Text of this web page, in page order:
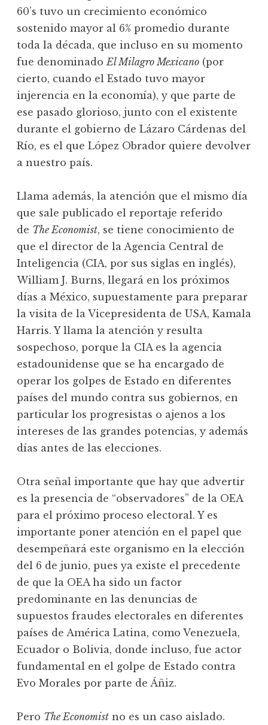
60’s tuvo un crecimiento económico
sostenido mayor al 6% promedio durante
toda la década, que incluso en su momento
fue denominadoEl Milagro Mexicano (por
cierto, cuando el Estado tuvo mayor
injerencia en la economía), y que parte de
ese pasado glorioso, junto con el existente
durante el gobierno de Lázaro Cárdenas del
Río, es el que López Obrador quiere devolver
a nuestro país.
Llama además, la atención que el mismo día
que sale publicado el reportaje referido
de The Economist, se tiene conocimiento de
que el director de la Agencia Central de
Inteligencia (CIA, por sus siglas en inglés),
William J. Burns, llegará en los próximos
días a México, supuestamente para preparar
la visita de la Vicepresidenta de USA, Kamala
Harris. Y llama la atención y resulta
sospechoso, porque la CIA es la agencia
estadounidense que se ha encargado de
operar los golpes de Estado en diferentes
países del mundo contra sus gobiernos, en
particular los progresistas o ajenos a los
intereses de las grandes potencias, y además
días antes de las elecciones.
Otra señal importante que hay que advertir
es la presencia de “observadores” de la OEA
para el próximo proceso electoral. Y es
importante poner atención en el papel que
desempeñará este organismo en la elección
del 6 de junio, pues ya existe el precedente
de que la OEA ha sido un factor
predominante en las denuncias de
supuestos fraudes electorales en diferentes
países de América Latina, como Venezuela,
Ecuador o Bolivia, donde incluso, fue actor
fundamental en el golpe de Estado contra
Evo Morales por parte de Áñiz.
Pero The Economist no es un caso aislado.